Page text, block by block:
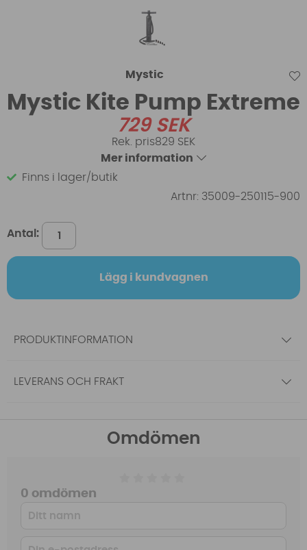
Mystic
Mystic Kite Pump Extreme
729SEK
829 SEK
Mer information
Finns i lager/butik
Artnr: 35009-250115-900
Antal:
Lägg i kundvagnen
PRODUKTINFORMATION
LEVERANS OCH FRAKT
Omdömen
0 omdömen